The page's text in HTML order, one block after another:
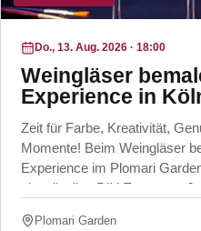
Do., 13. Aug. 2026 · 18:00
Weingläser
Experience in
Zeit für Farbe, Kreativität,
Momente! Beim Weingläser
Experience im Plomari
ein stilvolles DIY Event von
Plomari Garden